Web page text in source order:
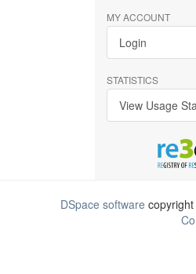
MY ACCOUNT
Login
STATISTICS
View Usage
DSpace software